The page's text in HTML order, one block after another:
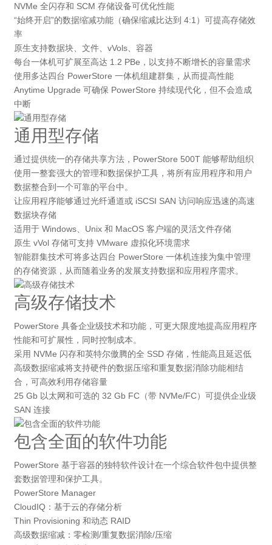
NVMe 全闪存和 SCM 存储设备可优化性能
“始终开启”的数据缩减功能（确保缩减比达到 4:1）可提高存储效
率
原生支持数据块、文件、vVols、容器
每台一体机可扩展至高达 1.2 PBe，以支持不断增长的容量需求
使用多达四台 PowerStore 一体机组建群集，从而提高性能
Anytime Upgrade 可确保 PowerStore 持续现代化，但不会造成
中断
通用型存储
通过提供统一的存储共享方法，PowerStore 500T 能够帮助组织
使用一整套强大的管理和数据保护工具，将所有应用程序和用户
数据整合到一个可靠的平台中。
让应用程序能够通过光纤通道或 iSCSI SAN 访问响应迅速的高速
数据块存储
适用于 Windows、Unix 和 MacOS 客户端的灵活文件存储
原生 vVol 存储可支持 VMware 虚拟化环境需求
智能群集技术可将多达四台 PowerStore 一体机连接为集中管理
的存储资源，从而随着业务的发展支持数据和应用程序需求。
高级存储技术
PowerStore 具备企业级技术和功能，可更大限度地提高应用程序
性能和可扩展性，同时控制成本。
采用 NVMe 闪存和英特尔傲腾的全 SSD 存储，性能高且延迟低
高级数据缩减将支持硬件的数据压缩和重复数据消除功能相结
合，可高效利用存储容量
25 Gb 以太网和可选的 32 Gb FC（带 NVMe/FC）可提供企业级
SAN 连接
包含全面的软件功能
PowerStore 基于容器的独特软件设计在一个综合软件包中提供整
套数据管理和保护工具。
PowerStore Manager
CloudIQ：基于云的存储分析
Thin Provisioning 和动态 RAID
高级数据缩减：零检测/重复数据消除/压缩